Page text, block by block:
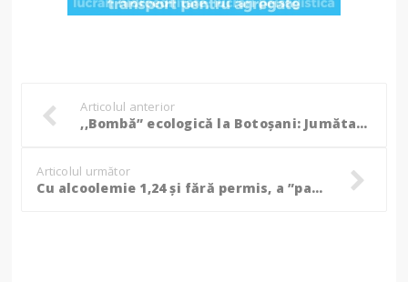
Articolul anterior
,,Bombă” ecologică la Botoşani: Jumătate de tonă de deșeuri de abator, găsite lângă porci! (Foto)
Articolul următor
Cu alcoolemie 1,24 și fără permis, a ”parcat” într-un gard apoi a fugit de la locul faptei. CE decizie au luat judecătorii!